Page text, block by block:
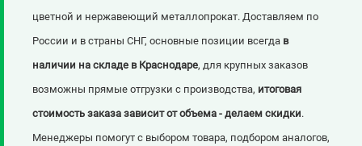
цветной и нержавеющий металлопрокат. Доставляем по
России и в страны СНГ, основные позиции всегда в
наличии на складе в Краснодаре, для крупных заказов
возможны прямые отгрузки с производства, итоговая
стоимость заказа зависит от объема - делаем скидки.
Менеджеры помогут с выбором товара, подбором аналогов,